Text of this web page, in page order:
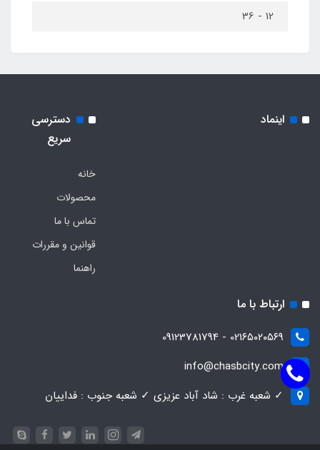
12 - 36
اینماد
دسترسی
سریع
خانه
محصولات
تماس با ما
قوانین و مقررات
راهنما
ارتباط با ما
021۶۵۰۲۰۵۶۹ - 09123781794
info@chasbcity.com
✓ شعبه غرب : شاد آباد عزیزی ✓ شعبه جنوب : فداییان